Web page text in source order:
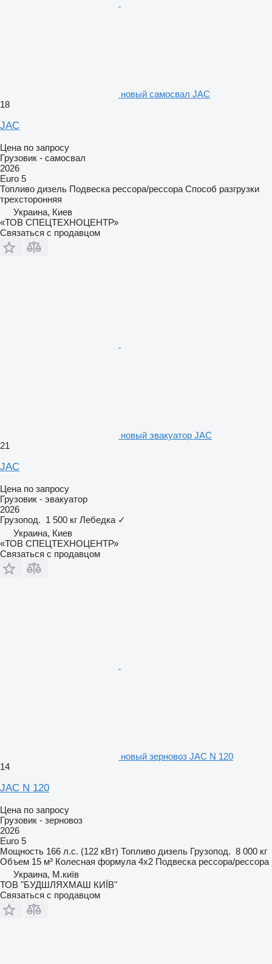
новый самосвал JAC
18
JAC
Цена по запросу
Грузовик - самосвал
2026
Euro 5
Топливо дизель Подвеска рессора/рессора Способ разгрузки
трехсторонняя
Украина, Киев
«ТОВ СПЕЦТЕХНОЦЕНТР»
Связаться с продавцом
новый эвакуатор JAC
21
JAC
Цена по запросу
Грузовик - эвакуатор
2026
Грузопод. 1 500 кг Лебедка ✓
Украина, Киев
«ТОВ СПЕЦТЕХНОЦЕНТР»
Связаться с продавцом
новый зерновоз JAC N 120
14
JAC N 120
Цена по запросу
Грузовик - зерновоз
2026
Euro 5
Мощность 166 л.с. (122 кВт) Топливо дизель Грузопод. 8 000 кг
Объем 15 м³ Колесная формула 4x2 Подвеска рессора/рессора
Украина, М.київ
ТОВ "БУДШЛЯХМАШ КИЇВ"
Связаться с продавцом